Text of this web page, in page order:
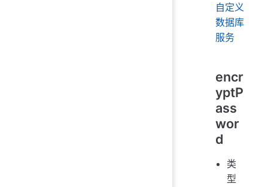
自定义
数据库
服务
encr
yptP
ass
wor
d
类
型